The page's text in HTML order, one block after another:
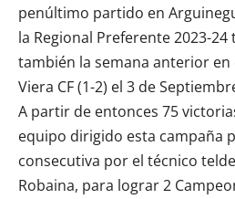
penúltimo partido en
la Regional Preferente 2023-
también la semana anterior en
Viera CF (1-2) el 3 de
A partir de entonces 75
equipo dirigido esta campaña
consecutiva por el técnico
Robaina, para lograr 2